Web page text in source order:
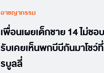
อาชญากรรม
เพื่อนเผยเด็กชาย 14 ไม่ช
รับเคยเห็นพกบีบีกันมาโชว์
รบูลลี่